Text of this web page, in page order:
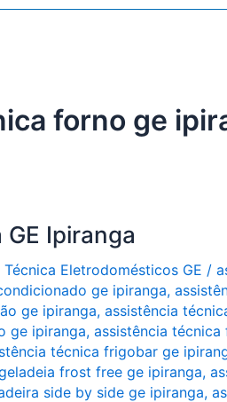
forno ge
Ipiranga
Eletrodomésticos GE /
ge ipiranga,
ge ipiranga, assistência
ge ipiranga, assistência
técnica frigobar ge
frost free ge ipiranga,
side by side ge ipiranga,